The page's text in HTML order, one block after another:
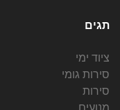
תגים
ציוד ימי
סירות גומי
סירות